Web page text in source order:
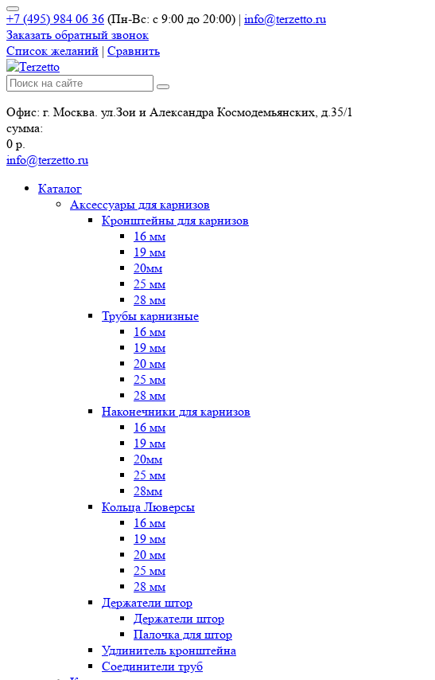
+7 (495) 984 06 36 (Пн-Вс: с 9:00 до 20:00) | info@terzetto.ru
Заказать обратный звонок
Список желаний | Сравнить
Офис: г. Москва. ул.Зои и Александра Космодемьянских, д.35/1
сумма:
0 р.
info@terzetto.ru
Каталог
Аксессуары для карнизов
Кронштейны для карнизов
16 мм
19 мм
20мм
25 мм
28 мм
Трубы карнизные
16 мм
19 мм
20 мм
25 мм
28 мм
Наконечники для карнизов
16 мм
19 мм
20мм
25 мм
28мм
Кольца Люверсы
16 мм
19 мм
20 мм
25 мм
28 мм
Держатели штор
Держатели штор
Палочка для штор
Удлинитель кронштейна
Соединители труб